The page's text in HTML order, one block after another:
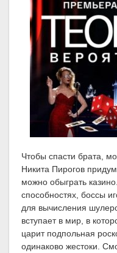
Чтобы спасти брата,
Никита Пирогов
можно обыграть
способностях, боссы
для вычисления
вступает в мир, в
царит подпольная
одинаково жестоки.